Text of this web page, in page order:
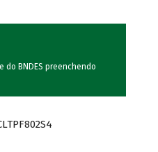
do BNDES preenchendo